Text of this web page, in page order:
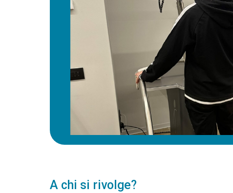
A chi si rivolge?